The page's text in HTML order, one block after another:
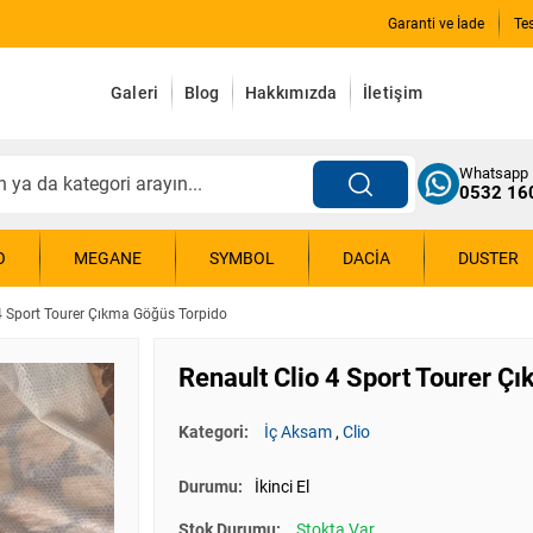
Garanti ve İade
Galeri Blog Hakkımızda İletişim
Whatsapp
0532
MEGANE SYMBOL DACIA DUSTER
Sport Tourer Çıkma Göğüs Torpido
Renault Clio 4 Sport Tourer
Kategori: İç Aksam,Clio
Durumu: İkinci El